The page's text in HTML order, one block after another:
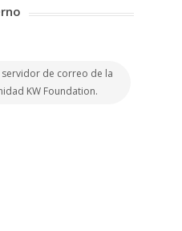
servidor de correo de la
KW Foundation.